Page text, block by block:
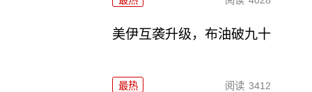
美伊互袭升级，布油破九十
最热 阅读 3412